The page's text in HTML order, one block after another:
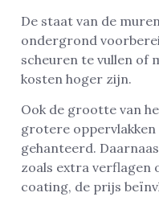
De staat van de
ondergrond
scheuren te vullen of
kosten hoger zijn.
Ook de grootte van
grotere
gehanteerd.
zoals extra verflagen
coating, de prijs